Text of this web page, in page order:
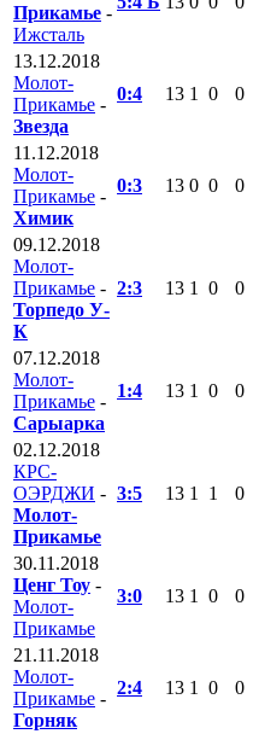
Прикамье -
Ижсталь
13.12.2018
Молот-
Прикамье -
Звезда
0:4 13 1 0 0
11.12.2018
Молот-
Прикамье -
Химик
0:3 13 0 0 0
09.12.2018
Молот-
Прикамье -
Торпедо У-
К
2:3 13 1 0 0
07.12.2018
Молот-
Прикамье -
Сарыарка
1:4 13 1 0 0
02.12.2018
КРС-
ОЭРДЖИ -
Молот-
Прикамье
3:5 13 1 1 0
30.11.2018
Ценг Тоу -
Молот-
Прикамье
3:0 13 1 0 0
21.11.2018
Молот-
Прикамье -
Горняк
2:4 13 1 0 0